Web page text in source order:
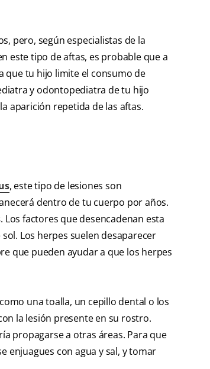
pero, según especialistas de la
este tipo de aftas, es probable que a
que tu hijo limite el consumo de
y odontopediatra de tu hijo
aparición repetida de las aftas.
, este tipo de lesiones son
dentro de tu cuerpo por años.
. Los factores que desencadenan esta
Los herpes suelen desaparecer
que pueden ayudar a que los herpes
una toalla, un cepillo dental o los
la lesión presente en su rostro.
propagarse a otras áreas. Para que
enjuagues con agua y sal, y tomar